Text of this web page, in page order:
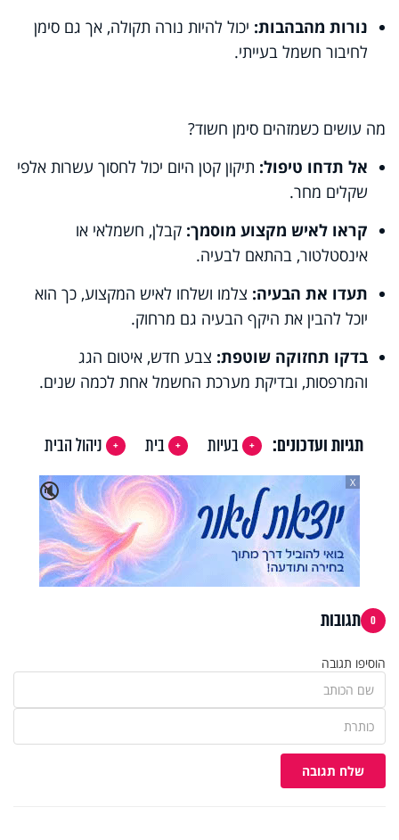
נורות מהבהבות: יכול להיות נורה תקולה, אך גם סימן
לחיבור חשמל בעייתי.
מה עושים כשמזהים סימן חשוד?
אל תדחו טיפול: תיקון קטן היום יכול לחסוך עשרות אלפי
שקלים מחר.
קראו לאיש מקצוע מוסמך: קבלן, חשמלאי או
אינסטלטור, בהתאם לבעיה.
תעדו את הבעיה: צלמו ושלחו לאיש המקצוע, כך הוא
יוכל להבין את היקף הבעיה גם מרחוק.
בדקו תחזוקה שוטפת: צבע חדש, איטום הגג
והמרפסות, ובדיקת מערכת החשמל אחת לכמה שנים.
תגיות ועדכונים: בעיות בית
ניהול הבית
🔇
X
0 תגובות
הוסיפו תגובה
שלח תגובה